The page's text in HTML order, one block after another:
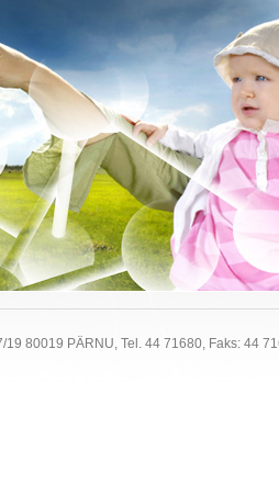
19 80019 PÄRNU, Tel. 44 71680, Faks: 44